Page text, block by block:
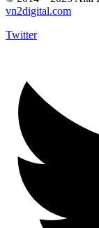
vn2digital.com
Twitter